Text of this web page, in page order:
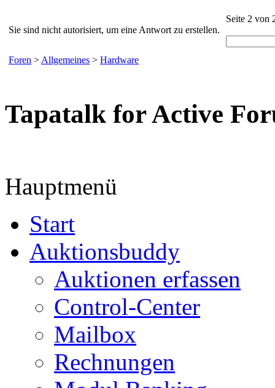
Sie sind nicht autorisiert, um eine Antwort zu erstellen.
Seite 2 von
Foren > Allgemeines > Hardware
Tapatalk for Active
Hauptmenü
Start
Auktionsbuddy
Auktionen erfassen
Control-Center
Mailbox
Rechnungen